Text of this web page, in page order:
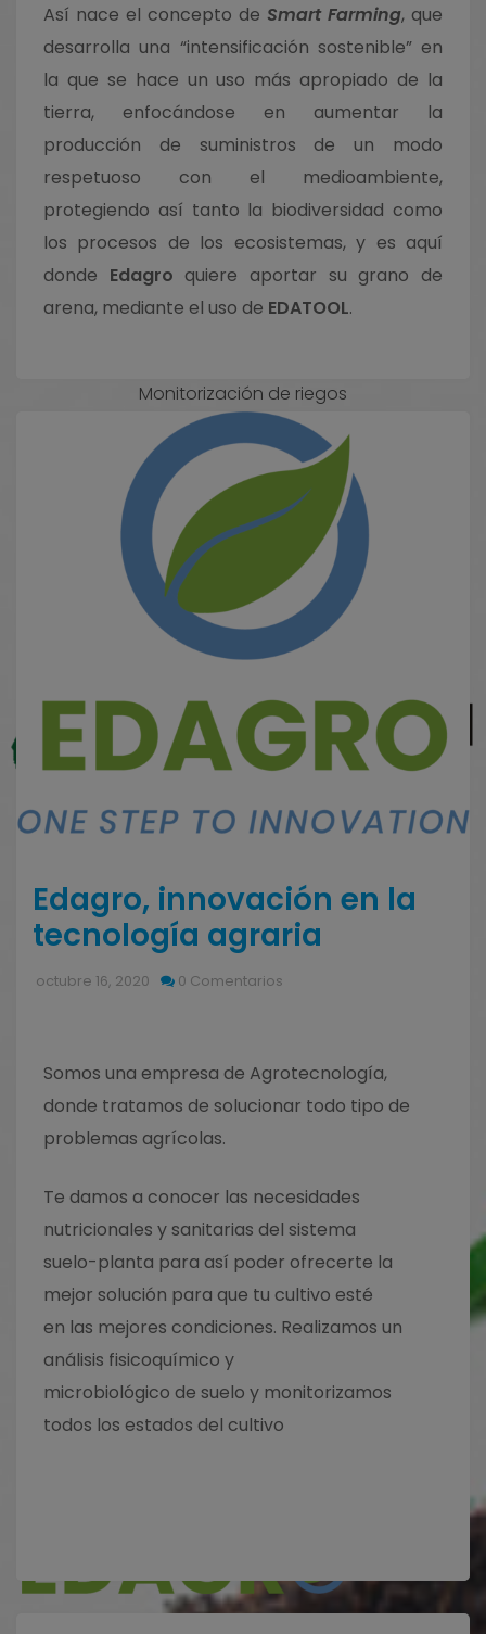
Así nace el concepto de Smart Farming, que
desarrolla una “intensificación sostenible” en
la que se hace un uso más apropiado de la
tierra, enfocándose en aumentar la
producción de suministros de un modo
respetuoso con el medioambiente,
protegiendo así tanto la biodiversidad como
los procesos de los ecosistemas, y es aquí
donde Edagro quiere aportar su grano de
arena, mediante el uso de EDATOOL.
Edagro, innovación en la
tecnología agraria
octubre 16, 2020 0 Comentarios
Somos una empresa de Agrotecnología,
donde tratamos de solucionar todo tipo de
problemas agrícolas.
Te damos a conocer las necesidades
nutricionales y sanitarias del sistema
suelo-planta para así poder ofrecerte la
mejor solución para que tu cultivo esté
en las mejores condiciones. Realizamos un
análisis fisicoquímico y
microbiológico de suelo y monitorizamos
todos los estados del cultivo
Monitorización de riegos
Teledetección satelital
Control de plagas
Bio-soluciones
De interés
Contacto
Política de Cookies
Política de Privacidad
+34 950 889 548
+34 666 99 85 72
info@edagro.com
Pol. Industrial La Redonda 20, Calle V , 04700 El Ejido
(Almería)